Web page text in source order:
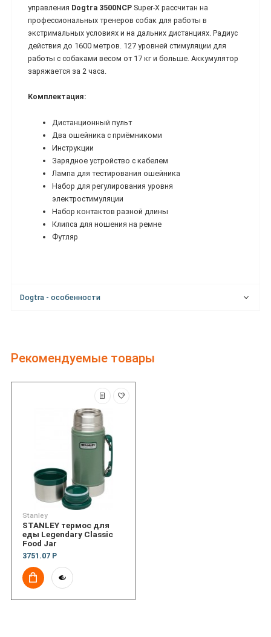
управления Dogtra 3500NCP Super-X рассчитан на
профессиональных тренеров собак для работы в
экстримальных условиях и на дальних дистанциях. Радиус
действия до 1600 метров. 127 уровней стимуляции для
работы с собаками весом от 17 кг и больше. Аккумулятор
заряжается за 2 часа.
Комплектация:
Дистанционный пульт
Два ошейника с приёмникоми
Инструкции
Зарядное устройство с кабелем
Лампа для тестирования ошейника
Набор для регулирования уровня
электростимуляции
Набор контактов разной длины
Клипса для ношения на ремне
Футляр
Dogtra - особенности
Рекомендуемые товары
Stanley
STANLEY термос для
еды Legendary Classic
Food Jar
3751.07 Р